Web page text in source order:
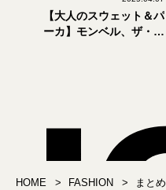
【大人のスウェット＆パ
ーカ】モンベル、ザ・ノ
HOME FASHION まとめ